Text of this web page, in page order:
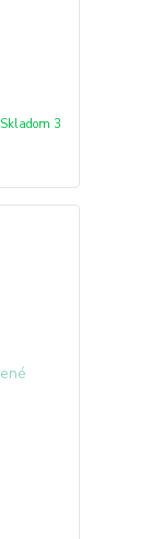
Skladom 3